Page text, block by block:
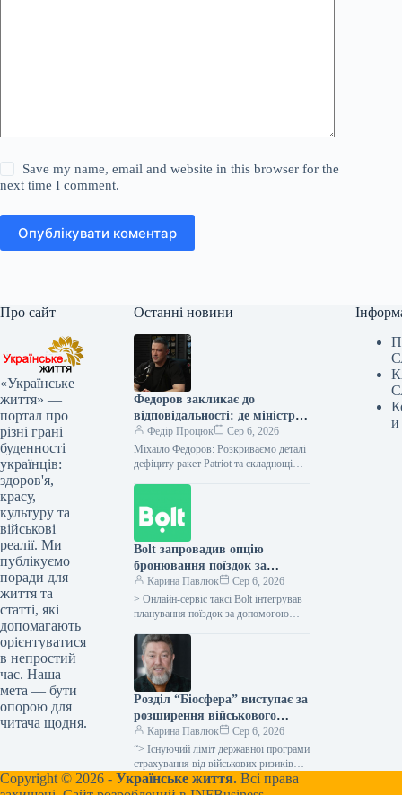
Save my name, email and website in this browser for the
next time I comment.
Опублікувати коментар
Про сайт
«Українське
життя» —
портал про
різні грані
буденності
українців:
здоров'я,
красу,
культуру та
військові
реалії. Ми
публікуємо
поради для
життя та
статті, які
допомагають
орієнтуватися
в непростий
час. Наша
мета — бути
опорою для
читача щодня.
Останні новини
Федоров закликає до
відповідальності: де міністр
оборони?
Федір Процюк
Сер 6, 2026
Міхаїло Федоров: Розкриваємо деталі
дефіциту ракет Patriot та складнощі
непростими подробицями процесу
здобуття…
Bolt запровадив опцію
бронювання поїздок за
допомогою ChatGPT у всіх
країнах, де працює компанія.
Карина Павлюк
Сер 6, 2026
> Онлайн-сервіс таксі Bolt інтегрував
планування поїздок за допомогою
присутності, включно з Україною.
Відповідно до…
Розділ “Біосфера” виступає за
розширення військового
страхування на товари та
сировину, а також за
мораторій на перевірки.
Карина Павлюк
Сер 6, 2026
“> Існуючий ліміт державної програми
страхування від військових ризиків
становить 30 мільйонів гривень на
одну юридичну особу та охоплює
и
Copyright © 2026 - Українське життя. Всі права